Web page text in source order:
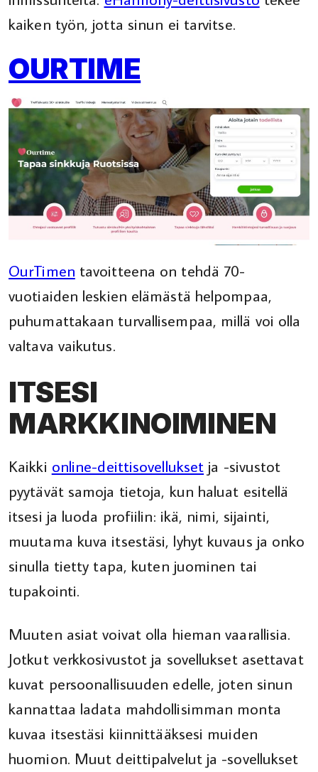
kaiken työn, jotta sinun ei tarvitse.
OURTIME
OurTimen tavoitteena on tehdä 70-
vuotiaiden leskien elämästä helpompaa,
puhumattakaan turvallisempaa, millä voi olla
valtava vaikutus.
ITSESI
MARKKINOIMINEN
Kaikki online-deittisovellukset ja -sivustot
pyytävät samoja tietoja, kun haluat esitellä
itsesi ja luoda profiilin: ikä, nimi, sijainti,
muutama kuva itsestäsi, lyhyt kuvaus ja onko
sinulla tietty tapa, kuten juominen tai
tupakointi.
Muuten asiat voivat olla hieman vaarallisia.
Jotkut verkkosivustot ja sovellukset asettavat
kuvat persoonallisuuden edelle, joten sinun
kannattaa ladata mahdollisimman monta
kuvaa itsestäsi kiinnittääksesi muiden
huomion. Muut deittipalvelut ja -sovellukset